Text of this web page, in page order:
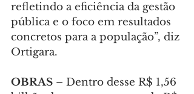
refletindo a eficiência da gestão
pública e o foco em resultados
concretos para a população”, diz
Ortigara.
OBRAS – Dentro desse R$ 1,56